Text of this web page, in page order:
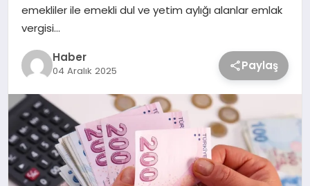
emekliler ile emekli dul ve yetim aylığı alanlar emlak
vergisi…
Haber
04 Aralık 2025 Paylaş